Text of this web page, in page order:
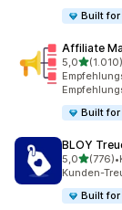
Built
Affiliate
5,0von 5(1.010)
1010
Built
BLOY
5,0von 5
(776)
776 •
Kunden-
Built